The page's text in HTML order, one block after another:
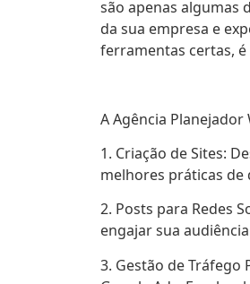
são apenas algumas
da sua empresa e
ferramentas certas,
A Agência
1. Criação de Sites:
melhores práticas de
2. Posts para Redes
engajar sua
3. Gestão de